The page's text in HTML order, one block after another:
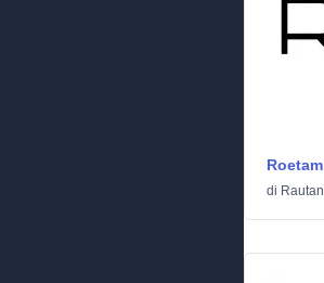
Roetam
di Rautan